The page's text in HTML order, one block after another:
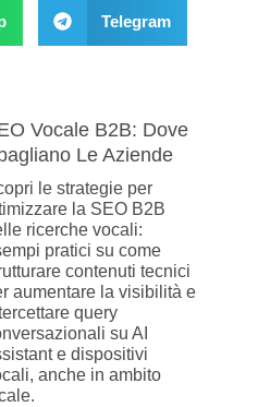
Telegram
Vocale B2B: Dove
Le Aziende
le strategie per
la SEO B2B
ricerche vocali:
pratici su come
contenuti tecnici
aumentare la visibilità e
query
su AI
e dispositivi
anche in ambito